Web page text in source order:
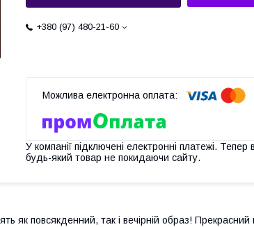
+380 (97) 480-21-60
У компанії підключені електронні платежі.
будь-який товар не покидаючи сайту.
як повсякденний, так і вечірній образ!